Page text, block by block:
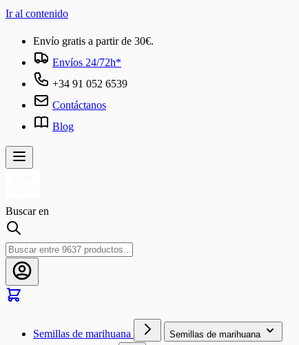
Ir al contenido
Envío gratis a partir de 30€.
Envíos 24/72h*
+34 91 052 6539
Contáctanos
Blog
Buscar en
Semillas de marihuana Semillas de marihuana